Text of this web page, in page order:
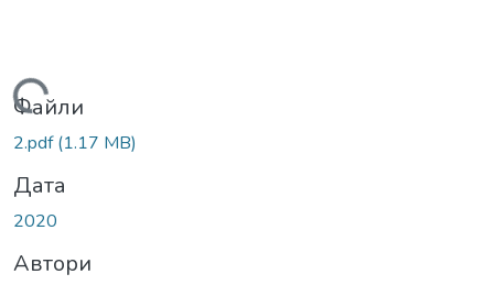
Вантажиться...
Файли
2.pdf(1.17 MB)
Дата
2020
Автори